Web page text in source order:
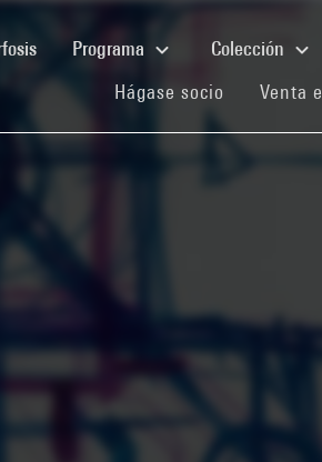
(current)Programa Colección
Hágase socio (current)
Venta